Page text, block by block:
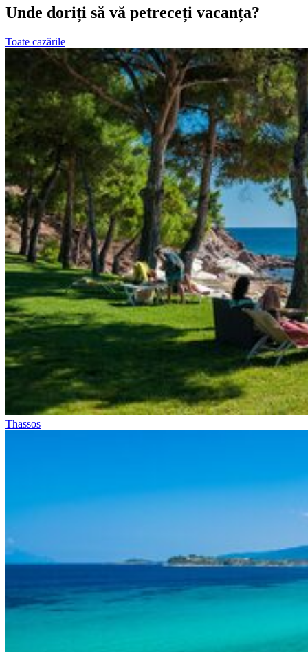
Unde doriți să vă petreceți vacanța?
Toate cazările
Thassos